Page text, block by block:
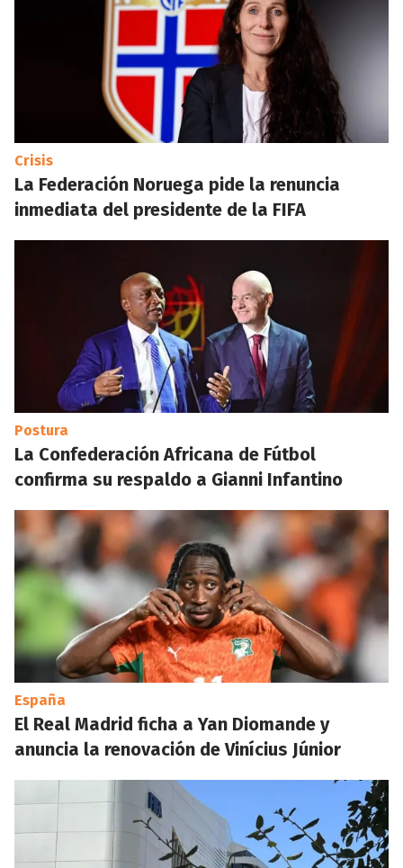
Crisis
La Federación Noruega pide la renuncia
inmediata del presidente de la FIFA
Postura
La Confederación Africana de Fútbol
confirma su respaldo a Gianni Infantino
España
El Real Madrid ficha a Yan Diomande y
anuncia la renovación de Vinícius Júnior